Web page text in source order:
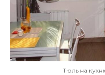
Тюль на